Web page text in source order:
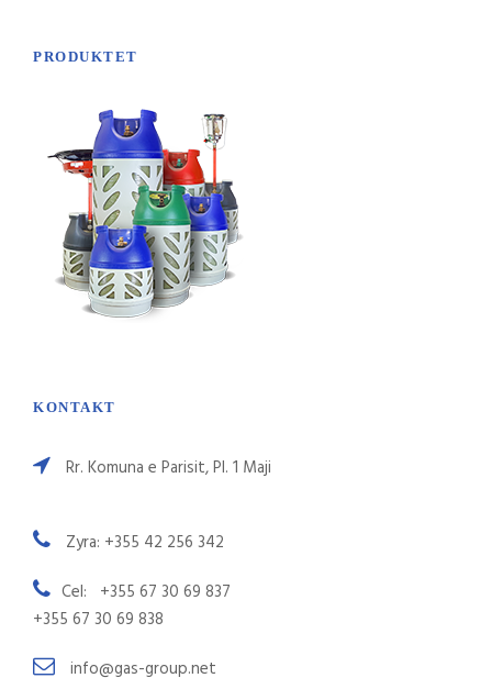
PRODUKTET
KONTAKT
Rr. Komuna e Parisit, Pl. 1 Maji
Zyra: +355 42 256 342
Cel: +355 67 30 69 837
+355 67 30 69 838
info@gas-group.net